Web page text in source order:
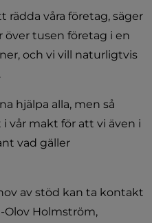
rädda våra företag, säger
över tusen företag i en
och vi vill naturligtvis
hjälpa alla, men så
vår makt för att vi även i
vad gäller
av stöd kan ta kontakt
Olov Holmström,